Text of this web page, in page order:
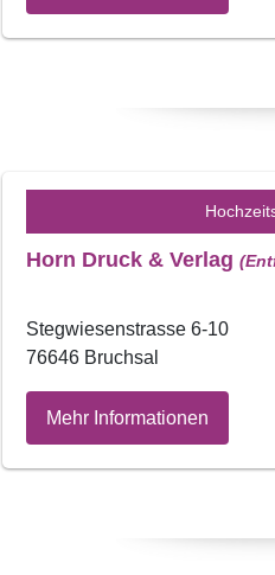
Horn Druck & Verlag
Stegwiesenstrasse 6-10
76646 Bruchsal
Mehr Informationen